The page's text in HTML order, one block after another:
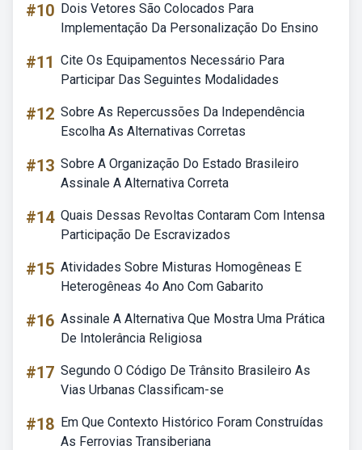
#10 Dois Vetores São Colocados Para
Implementação Da Personalização Do Ensino
#11 Cite Os Equipamentos Necessário Para
Participar Das Seguintes Modalidades
#12 Sobre As Repercussões Da Independência
Escolha As Alternativas Corretas
#13 Sobre A Organização Do Estado Brasileiro
Assinale A Alternativa Correta
#14 Quais Dessas Revoltas Contaram Com Intensa
Participação De Escravizados
#15 Atividades Sobre Misturas Homogêneas E
Heterogêneas 4o Ano Com Gabarito
#16 Assinale A Alternativa Que Mostra Uma Prática
De Intolerância Religiosa
#17 Segundo O Código De Trânsito Brasileiro As
Vias Urbanas Classificam-se
#18 Em Que Contexto Histórico Foram Construídas
As Ferrovias Transiberiana